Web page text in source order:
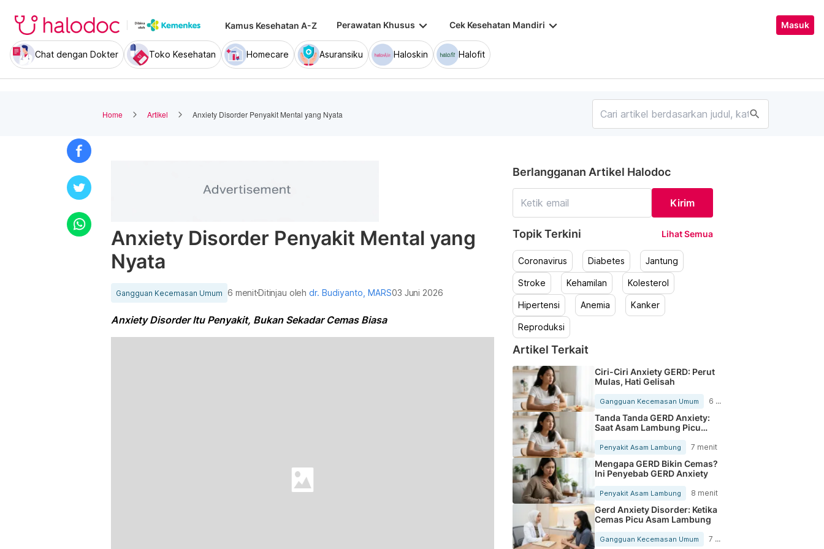
Kamus Kesehatan A-Z Perawatan Khusus keyboard_arrow_down Cek Kesehatan Mandiri keyboard_arrow_down Masuk
Chat dengan Dokter Toko Kesehatan Homecare Asuransiku Haloskin Halofit
Home Artikel Anxiety Disorder Penyakit Mental yang Nyata search
Anxiety Disorder Penyakit Mental yang
Nyata
Gangguan Kecemasan Umum 6 menitDitinjau olehdr. Budiyanto, MARS03 Juni 2026
Anxiety Disorder Itu Penyakit, Bukan Sekadar Cemas Biasa
Berlangganan Artikel Halodoc
Kirim
Topik Terkini Lihat Semua
Coronavirus Diabetes Jantung
Stroke Kehamilan Kolesterol
Hipertensi Anemia Kanker
Reproduksi
Artikel Terkait
Ciri-Ciri Anxiety GERD: Perut
Mulas, Hati Gelisah
Gangguan Kecemasan Umum 6 menit
Tanda Tanda GERD Anxiety:
Saat Asam Lambung Picu
Penyakit Asam Lambung 7 menit
Mengapa GERD Bikin Cemas?
Ini Penyebab GERD Anxiety
Penyakit Asam Lambung 8 menit
Gerd Anxiety Disorder: Ketika
Cemas Picu Asam Lambung
Gangguan Kecemasan Umum 7 menit